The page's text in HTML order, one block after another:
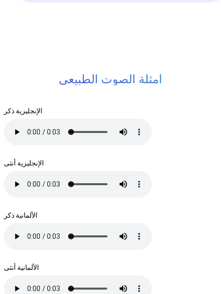
أمثلة الصوت الطبيعي
الإنجليزية ذكر
الإنجليزية أنثى
الألمانية ذكر
الألمانية أنثى